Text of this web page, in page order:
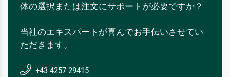
体の選択または注文にサポートが必要ですか？
当社のエキスパートが喜んでお手伝いさせてい
ただきます。
+43 4257 29415